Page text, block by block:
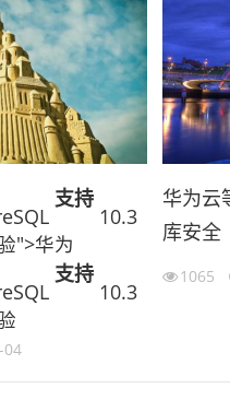
支持
10.3
">华为
支持
10.3
04
华为云
库安全
1065